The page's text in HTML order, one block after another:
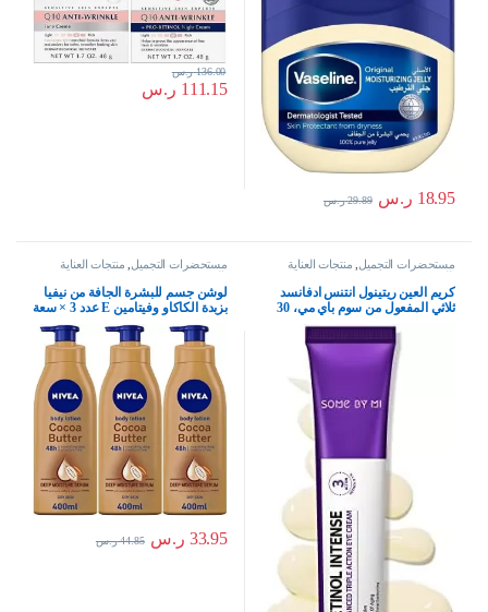
18.95 ر.س 29.89 ر.س
111.15 ر.س
136.00 ر.س
مستحضرات التجميل منتجات العناية
بالبشرة
كريم العين ريتينول انتنس ادفانسد
ثلاثي المفعول من سوم باي مي، 30
مستحضرات التجميل منتجات العناية
بالبشرة
لوشن جسم للبشرة الجافة من نيفيا
بزبدة الكاكاو وفيتامين E عدد 3 × سعة
33.95 ر.س 44.85 ر.س